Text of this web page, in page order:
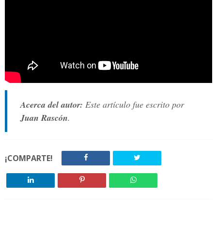
Acerca del autor: Este artículo fue escrito por
Juan Rascón.
¡COMPARTE!